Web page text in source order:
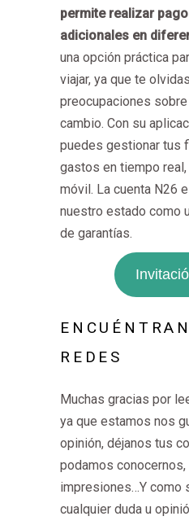
permite realizar
adicionales en
una opción práctica
viajar, ya que te
preocupaciones
cambio. Con su
puedes gestionar tus
gastos en tiempo
móvil. La cuenta N26
nuestro estado como
de garantías.
REDES
Muchas gracias por
ya que estamos nos
opinión, déjanos tus
podamos
impresiones…Y como
cualquier duda u